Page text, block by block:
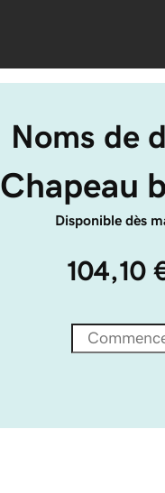
Noms de
Chapeau
Disponible dès
104,10